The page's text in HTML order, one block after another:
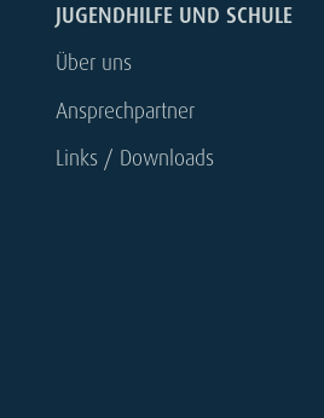
JUGENDHILFE UND SCHULE
Über uns
Ansprechpartner
Links / Downloads